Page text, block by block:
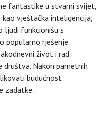
fantastike u stvarni svijet,
vještačka inteligencija,
ljudi funkcionišu s
popularno rješenje.
život i rad.
Nakon pametnih
budućnost
zadatke.